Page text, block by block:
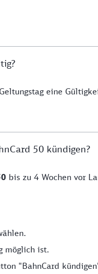
eine
50 kündigen?
bis zu 4 Wochen vor
möglich ist.
"BahnCard